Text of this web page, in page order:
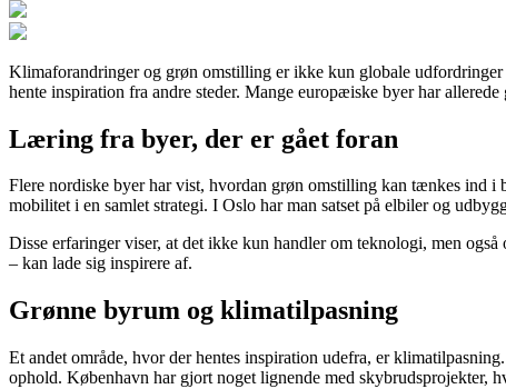
Klimaforandringer og grøn omstilling er ikke kun globale
hente inspiration fra andre steder. Mange europæiske byer har
Læring fra byer, der er gået foran
Flere nordiske byer har vist, hvordan grøn omstilling kan tænkes ind i
mobilitet i en samlet strategi. I Oslo har man satset på elbiler og
Disse erfaringer viser, at det ikke kun handler om teknologi, men
– kan lade sig inspirere af.
Grønne byrum og klimatilpasning
Et andet område, hvor der hentes inspiration udefra, er
ophold. København har gjort noget lignende med skybrudsprojekter,